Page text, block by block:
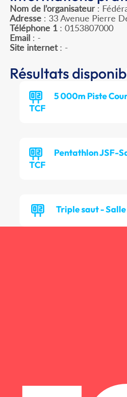
Nom de l’organisateur :
Adresse : 33 Avenue Pierre
Téléphone 1 : 0153807000
Email : -
Site internet: -
Résultats
5 000m Piste
TCF
Pentathlon JSF-
TCF
Triple saut - Salle